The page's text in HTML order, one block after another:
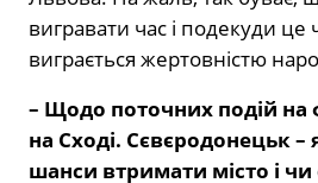
вигравати час і подекуди це
виграється жертовністю
– Щодо поточних подій на
на Сході. Сєвєродонецьк
шанси втримати місто і чи